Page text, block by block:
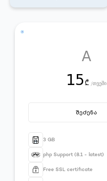
A
15 ₾ /თვეში
შეძენა
3 GB
php Support (8.1 - latest)
Free SSL certificate